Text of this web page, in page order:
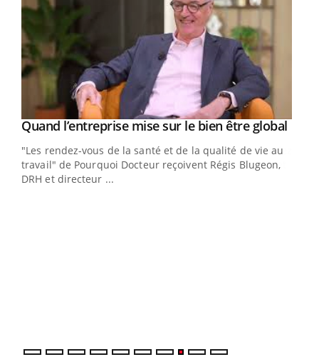
Youtube
Quand l’entreprise mise sur le bien être global
"Les rendez-vous de la santé et de la qualité de vie au
travail" de Pourquoi Docteur reçoivent Régis Blugeon,
DRH et directeur ...